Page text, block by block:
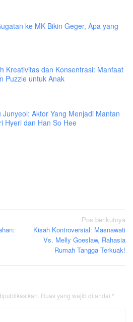
ke MK Bikin Geger, Apa yang
Kreativitas dan Konsentrasi: Manfaat
Puzzle untuk Anak
Junyeol: Aktor Yang Menjadi Mantan
Hyeri dan Han So Hee
Pos berikutnya
Kisah Kontroversial: Masnawati
Vs. Melly Goeslaw, Rahasia
Rumah Tangga Terkuak!
Ruas yang wajib ditandai *